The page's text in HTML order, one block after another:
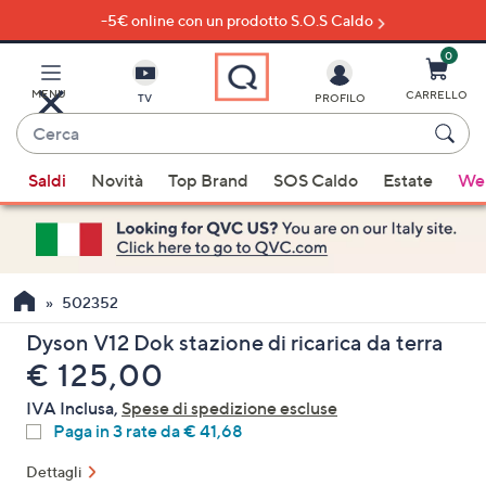
al
principale
-5€ online con un prodotto S.O.S Caldo
MENU TV
Cerca
sono
disponibili
suggerimenti,
usa
i
tasti
freccia
su
giù
scorri
PROFILO
0
CARRELLO
Saldi Novità Top Brand SOS Caldo Estate
502352
Dyson V12 Dok stazione di ricarica da terra
eliminato
€ 125,00
IVA Inclusa, Spese di spedizione escluse
Paga in 3 rate da € 41,68
Dettagli